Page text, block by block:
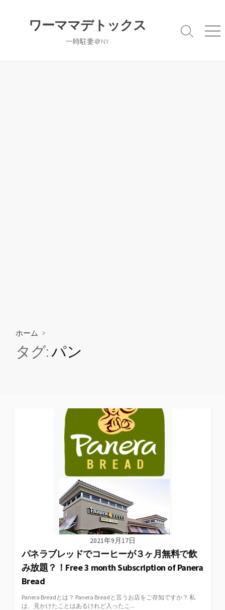
ワーママデトックス
一時駐妻＠NY
検
メ
ホーム >
タグ:パン
2021年9月17日
パネラブレッドでコーヒーが３ヶ月無料で飲
み放題？！Free 3 month Subscription of Panera
Bread
Panera Breadとは？ Panera Breadと言うお店をご存知ですか？ 私
は、見かけたことはあるけれど入ったこ...